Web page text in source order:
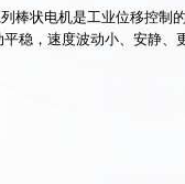
棒状电机是工业位移控制
稳，速度波动小、安静、